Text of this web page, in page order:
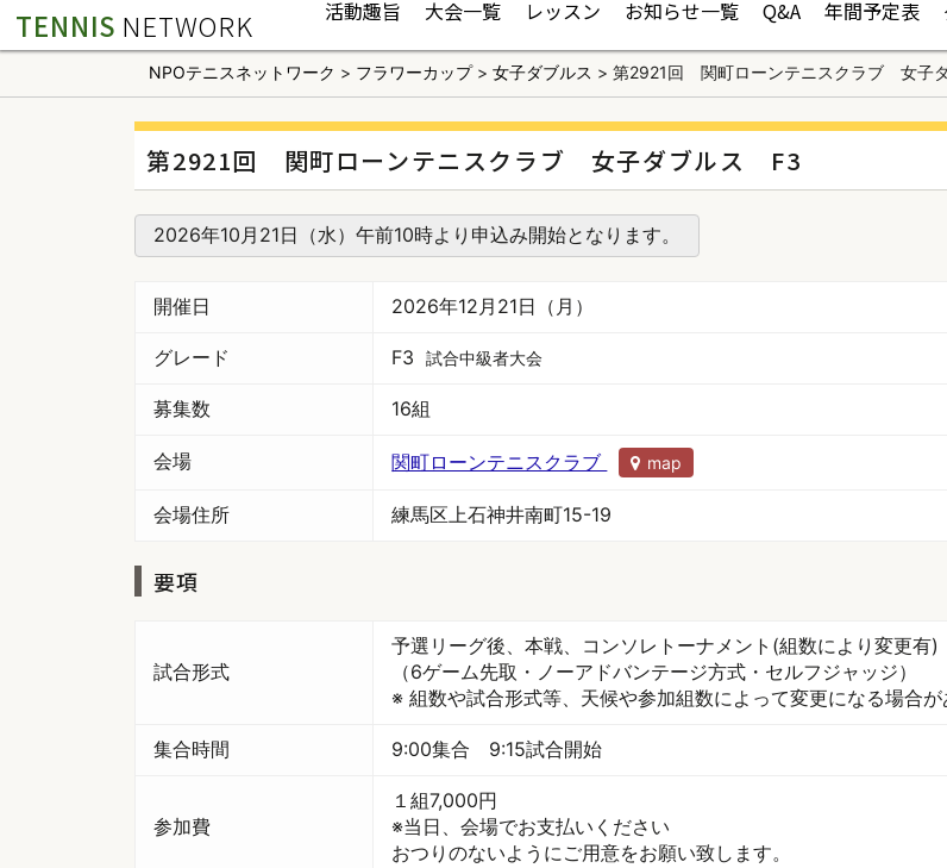
TENNIS NETWORK 活動趣旨 大会一覧 レッスン お知らせ一覧 Q&A 年間予定表
NPOテニスネットワーク > フラワーカップ> 女子ダブルス > 第2921回 関町ローンテニスクラブ 女子
第2921回 関町ローンテニスクラブ 女子ダブルス F3
2026年10月21日（水）午前10時より申込み開始となります。
開催日 2026年12月21日（月）
グレード F3 試合中級者大会
募集数 16組
会場 関町ローンテニスクラブ map
会場住所 練馬区上石神井南町15-19
要項
試合形式
予選リーグ後、本戦、コンソレトーナメント(組数により変更有)
（6ゲーム先取・ノーアドバンテージ方式・セルフジャッジ）
※ 組数や試合形式等、天候や参加組数によって変更になる場合が
集合時間 9:00集合 9:15試合開始
参加費
１組7,000円
※当日、会場でお支払いください
おつりのないようにご用意をお願い致します。